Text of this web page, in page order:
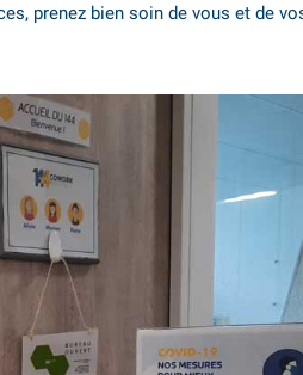
prenez bien soin de vous et de